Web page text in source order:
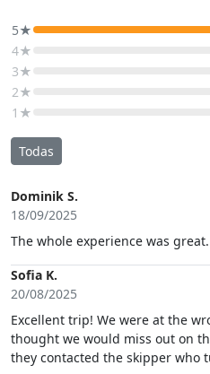
5★
4★
3★
2★
1★
Todas
Dominik S.
18/09/2025
The whole experience was great.
Sofia K.
20/08/2025
Excellent trip! We were at the
thought we would miss out on
they contacted the skipper who